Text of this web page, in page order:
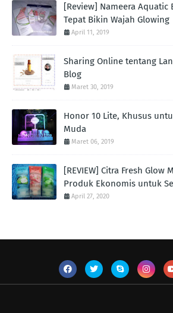
[Review] Nameera Aquatic
Tepat Bikin Wajah Glowing
April 11, 2019
Sharing Online tentang
Blog
Maret 30, 2019
Honor 10 Lite, Khusus
Muda
Maret 06, 2019
[REVIEW] Citra Fresh Glow
Produk Ekonomis untuk
April 27, 2020